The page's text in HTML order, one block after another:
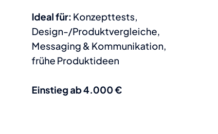
Ideal für: Konzepttests,
Design-/Produktvergleiche,
Messaging & Kommunikation,
frühe Produktideen
Einstieg ab 4.000 €